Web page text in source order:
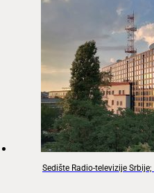
Sedište Radio-televizije